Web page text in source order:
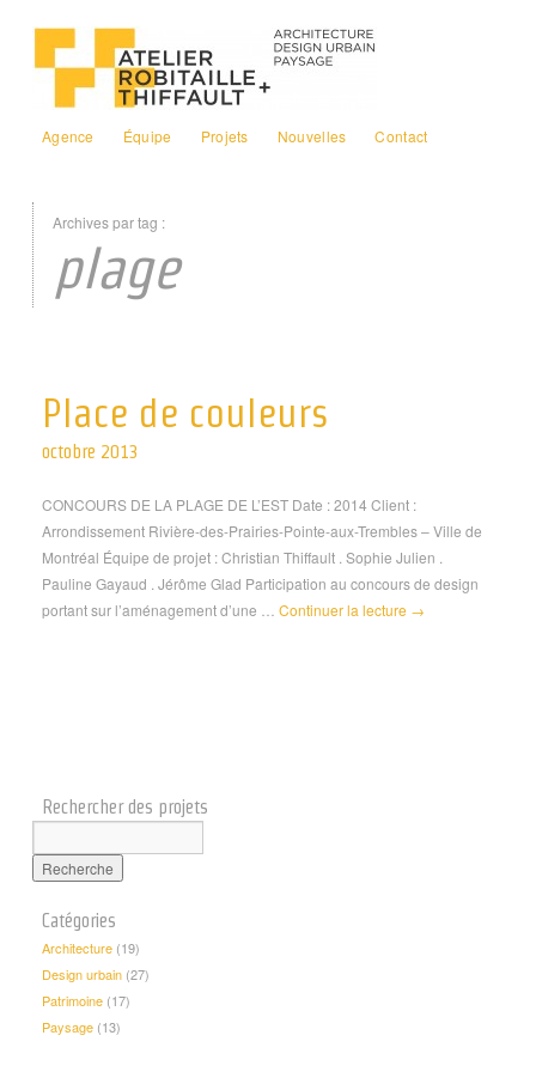
Agence Équipe Projets Nouvelles Contact
Archives par tag :
plage
Place de couleurs
octobre 2013
CONCOURS DE LA PLAGE DE L’EST Date : 2014 Client :
Arrondissement Rivière-des-Prairies-Pointe-aux-Trembles – Ville de
Montréal Équipe de projet : Christian Thiffault . Sophie Julien .
Pauline Gayaud . Jérôme Glad Participation au concours de design
portant sur l’aménagement d’une … Continuer la lecture →
Rechercher des projets
Catégories
Architecture (19)
Design urbain (27)
Patrimoine (17)
Paysage (13)